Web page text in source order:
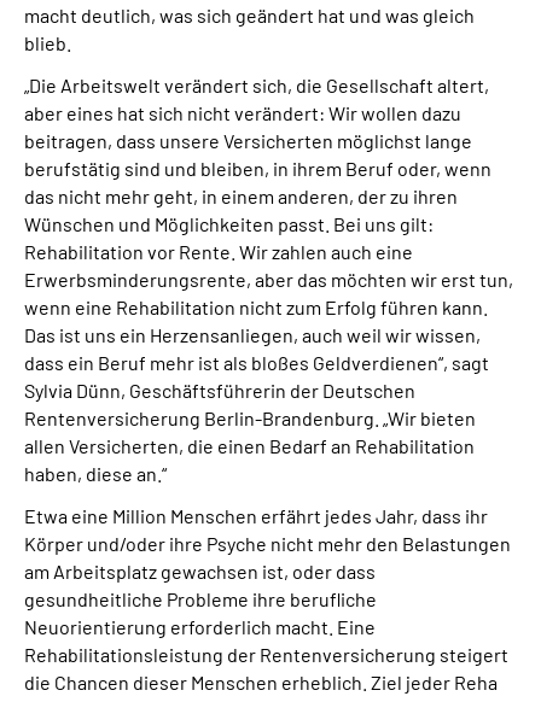
macht deutlich, was sich geändert hat und was gleich
blieb.
„Die Arbeitswelt verändert sich, die Gesellschaft altert,
aber eines hat sich nicht verändert: Wir wollen dazu
beitragen, dass unsere Versicherten möglichst lange
berufstätig sind und bleiben, in ihrem Beruf oder, wenn
das nicht mehr geht, in einem anderen, der zu ihren
Wünschen und Möglichkeiten passt. Bei uns gilt:
Rehabilitation vor Rente. Wir zahlen auch eine
Erwerbsminderungsrente, aber das möchten wir erst tun,
wenn eine Rehabilitation nicht zum Erfolg führen kann.
Das ist uns ein Herzensanliegen, auch weil wir wissen,
dass ein Beruf mehr ist als bloßes Geldverdienen“, sagt
Sylvia Dünn, Geschäftsführerin der Deutschen
Rentenversicherung Berlin-Brandenburg. „Wir bieten
allen Versicherten, die einen Bedarf an Rehabilitation
haben, diese an.“
Etwa eine Million Menschen erfährt jedes Jahr, dass ihr
Körper und/oder ihre Psyche nicht mehr den Belastungen
am Arbeitsplatz gewachsen ist, oder dass
gesundheitliche Probleme ihre berufliche
Neuorientierung erforderlich macht. Eine
Rehabilitationsleistung der Renten­versicherung steigert
die Chancen dieser Menschen erheblich. Ziel jeder Reha